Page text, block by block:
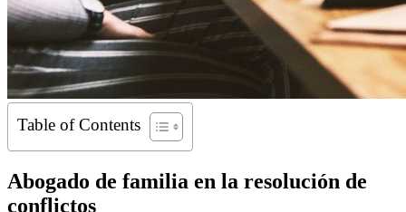
Table of Contents
Abogado de familia en la resolución de
conflictos